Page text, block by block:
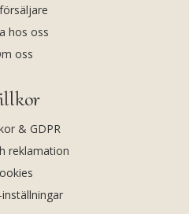
hos oss
oss
& GDPR
reklamation